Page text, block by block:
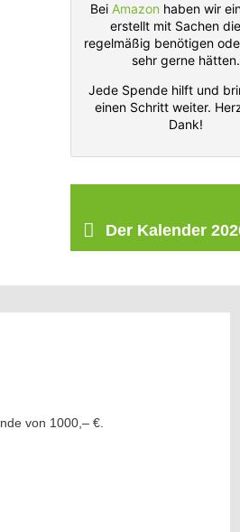
Bei Amazon haben wir
erstellt mit Sachen
regelmäßig benötigen
sehr gerne hätten.
Jede Spende hilft und
einen Schritt weiter.
Dank!
Der Kalender
von 1000,– €.